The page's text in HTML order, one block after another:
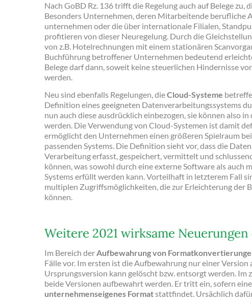
Nach GoBD Rz. 136 trifft die Regelung auch auf Belege zu,
Besonders Unternehmen, deren Mitarbeitende berufliche
unternehmen oder die über internationale Filialen,
profitieren von dieser Neuregelung. Durch die
von z.B. Hotelrechnungen mit einem stationären
Buchführung betroffener Unternehmen bedeutend
Belege darf dann, soweit keine steuerlichen Hindernisse
werden.
Neu sind ebenfalls Regelungen, dieCloud-Systeme
Definition eines geeigneten Datenverarbeitungssystems
nun auch diese ausdrücklich einbezogen, sie können also
werden. Die Verwendung von Cloud-Systemen ist damit
ermöglicht den Unternehmen einen größeren Spielraum
passenden Systems. Die Definition sieht vor, dass die
Verarbeitung erfasst, gespeichert, vermittelt und
können, was sowohl durch eine externe Software als auch
Systems erfüllt werden kann. Vorteilhaft in letzterem Fall
multiplen Zugriffsmöglichkeiten, die zur Erleichterung der
können.
Weitere 2021 wirksame Neuerungen
Im Bereich derAufbewahrung von
Fälle vor. Im ersten ist die Aufbewahrung nur einer Version
Ursprungsversion kann gelöscht bzw. entsorgt werden. Im
beide Versionen aufbewahrt werden. Er tritt ein, sofern
unternehmenseigenes Formatstattfindet. Ursächlich